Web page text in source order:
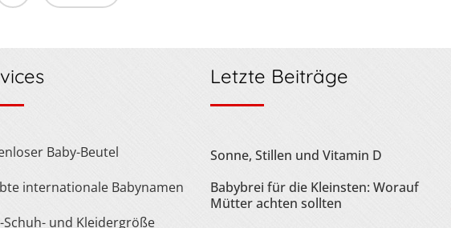
Baby-Beutel
internationale Babynamen
Letzte Beiträge
Sonne, Stillen und Vitamin D
Babybrei für die Kleinsten: Worauf
Mütter achten sollten